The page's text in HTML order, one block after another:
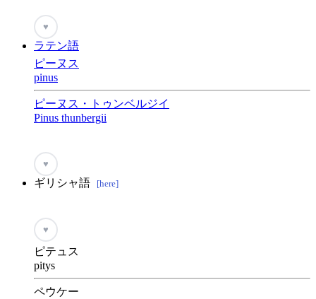
♥
ラテン語
ピーヌス
pinus
ピーヌス・トゥンベルジイ
Pinus thunbergii
♥
ギリシャ語 [here]
♥
ピテュス
pitys
ペウケー